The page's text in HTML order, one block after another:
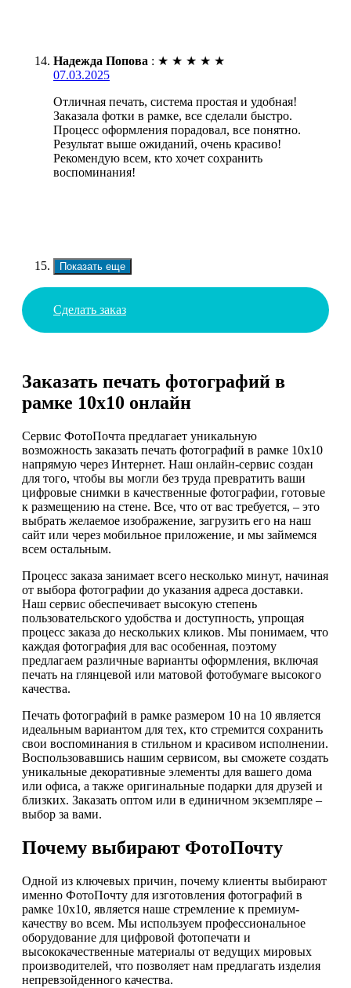
Надежда Попова : ★ ★ ★ ★ ★
07.03.2025
Отличная печать, система простая и удобная!
Заказала фотки в рамке, все сделали быстро.
Процесс оформления порадовал, все понятно.
Результат выше ожиданий, очень красиво!
Рекомендую всем, кто хочет сохранить
воспоминания!
Показать еще
Сделать заказ
Заказать печать фотографий в
рамке 10х10 онлайн
Сервис ФотоПочта предлагает уникальную
возможность заказать печать фотографий в рамке 10х10
напрямую через Интернет. Наш онлайн-сервис создан
для того, чтобы вы могли без труда превратить ваши
цифровые снимки в качественные фотографии, готовые
к размещению на стене. Все, что от вас требуется, – это
выбрать желаемое изображение, загрузить его на наш
сайт или через мобильное приложение, и мы займемся
всем остальным.
Процесс заказа занимает всего несколько минут, начиная
от выбора фотографии до указания адреса доставки.
Наш сервис обеспечивает высокую степень
пользовательского удобства и доступность, упрощая
процесс заказа до нескольких кликов. Мы понимаем, что
каждая фотография для вас особенная, поэтому
предлагаем различные варианты оформления, включая
печать на глянцевой или матовой фотобумаге высокого
качества.
Печать фотографий в рамке размером 10 на 10 является
идеальным вариантом для тех, кто стремится сохранить
свои воспоминания в стильном и красивом исполнении.
Воспользовавшись нашим сервисом, вы сможете создать
уникальные декоративные элементы для вашего дома
или офиса, а также оригинальные подарки для друзей и
близких. Заказать оптом или в единичном экземпляре –
выбор за вами.
Почему выбирают ФотоПочту
Одной из ключевых причин, почему клиенты выбирают
именно ФотоПочту для изготовления фотографий в
рамке 10х10, является наше стремление к премиум-
качеству во всем. Мы используем профессиональное
оборудование для цифровой фотопечати и
высококачественные материалы от ведущих мировых
производителей, что позволяет нам предлагать изделия
непревзойденного качества.